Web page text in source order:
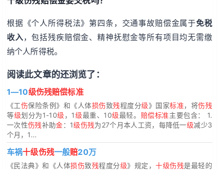
根据《个人所得税法》第四条，交通事故赔偿金属于免税
收入，包括残疾赔偿金、精神抚慰金等所有项目均无需缴
纳个人所得税。
阅读此文章的还浏览了：
1—10级伤残赔偿标准
《工伤保险条例》和《人体损伤致残程度分级》国家标准，将伤残
等级划分为1-10级 ，1级最重、10级最轻。 赔偿标准主要包含： 1.
一次性伤残补助金：1级伤残为27个月本人工资，每降低一级减少3
个月，1...
车祸十级伤残一般赔20万
《民法典》和《人体损伤致残程度分级》规定，十级伤残是最轻的